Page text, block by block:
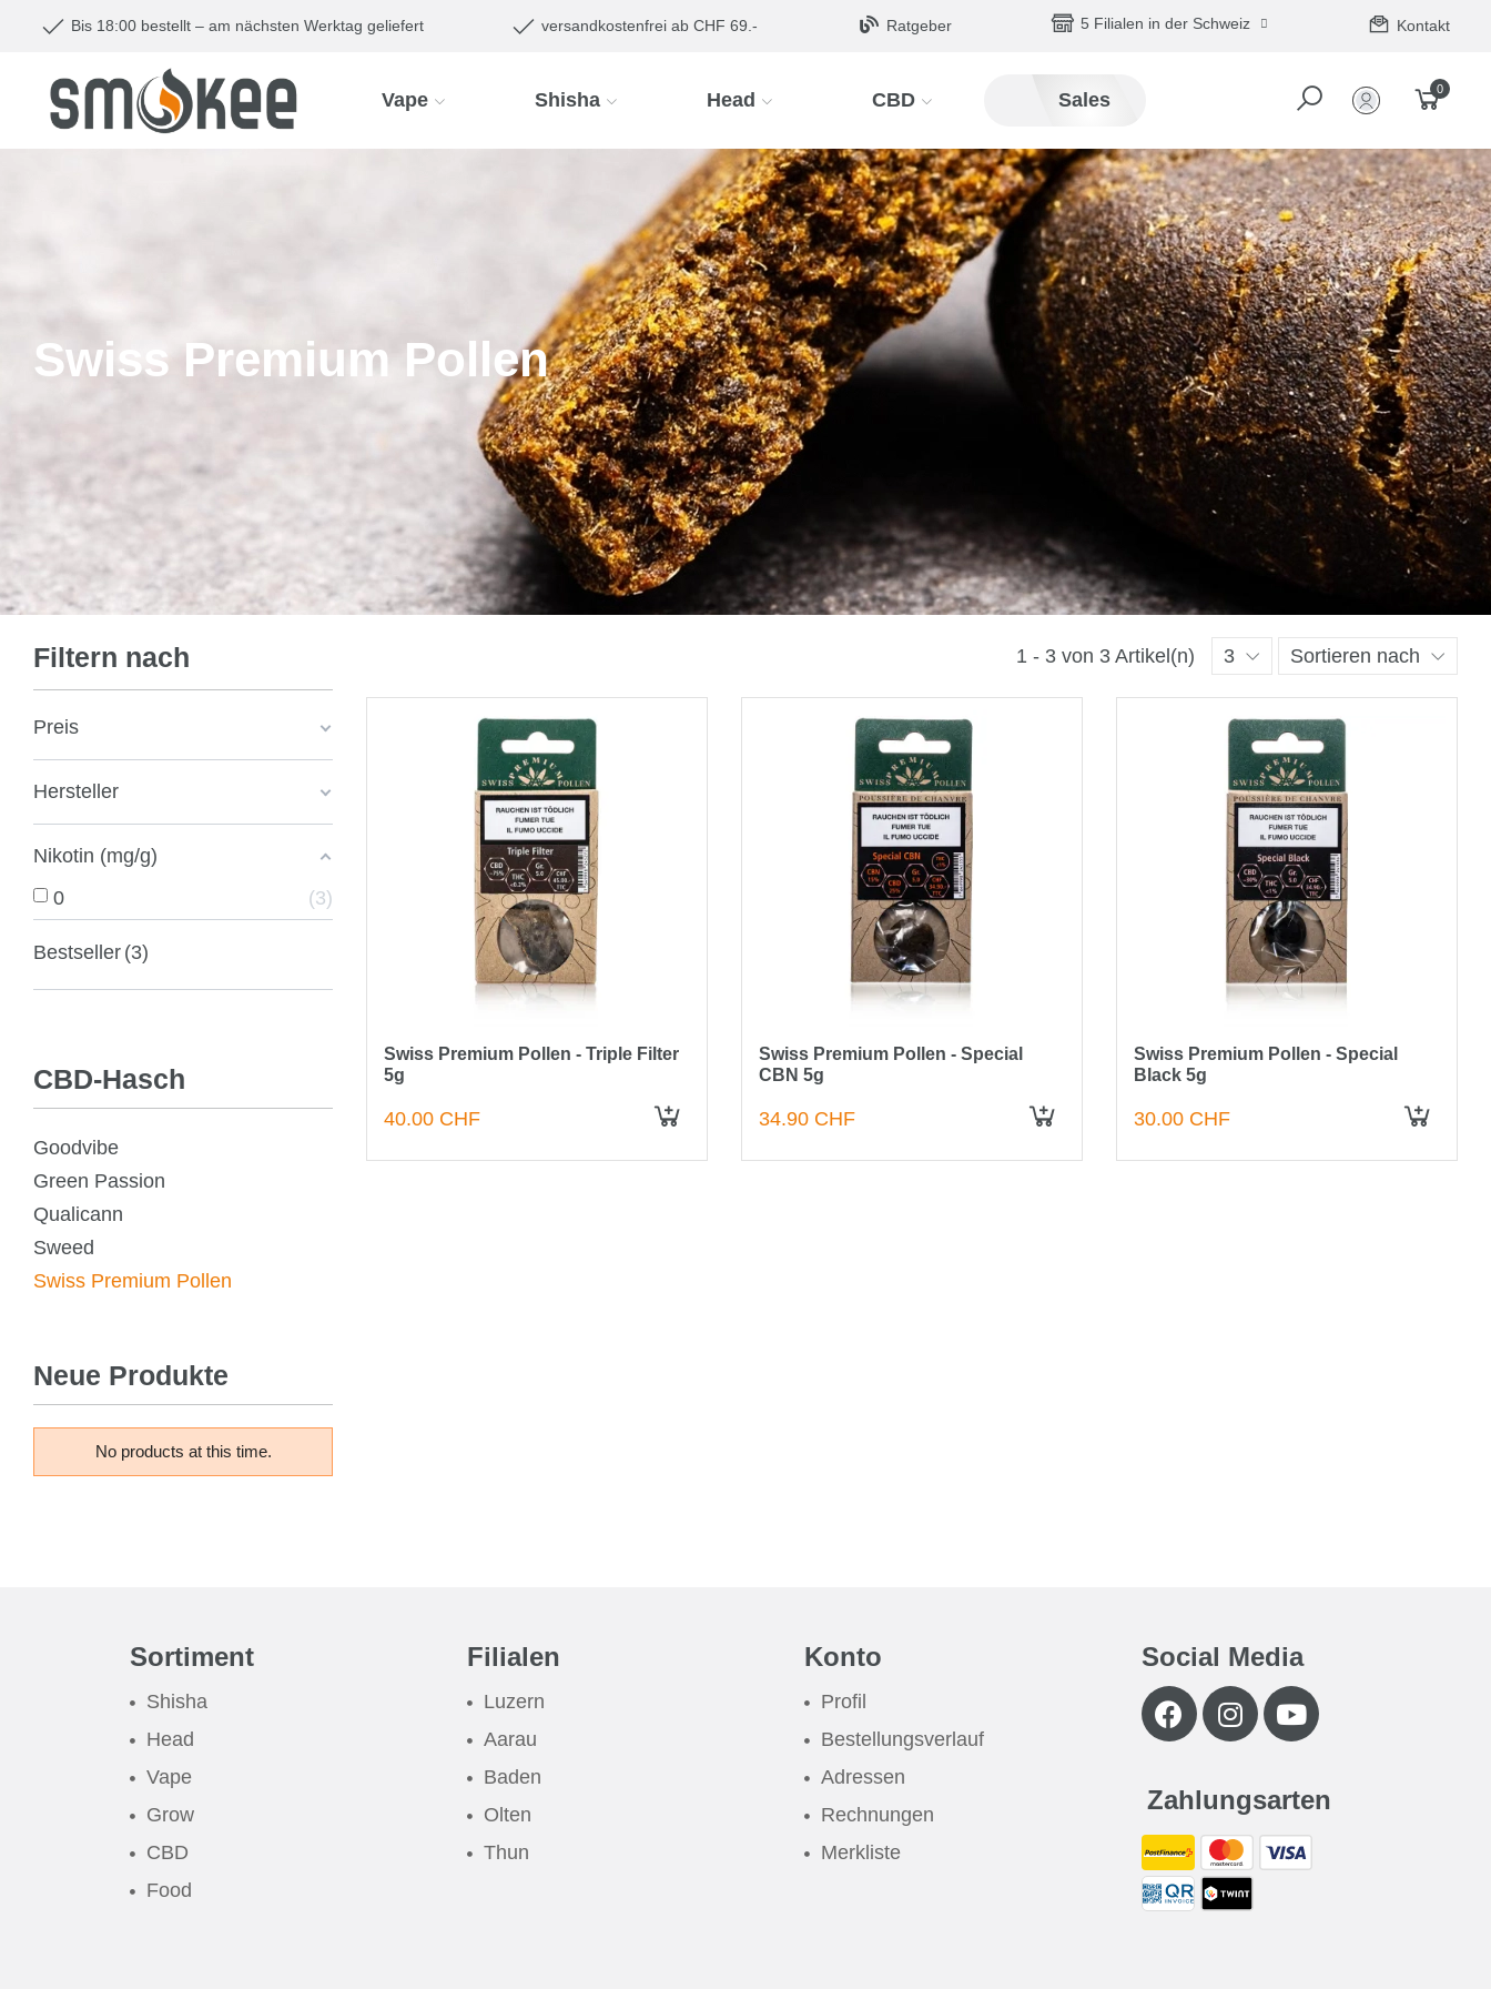
Bis 18:00 bestellt – am nächsten Werktag geliefert versandkostenfrei ab CHF 69.- Ratgeber 5 Filialen in der Schweiz Kontakt
Vape Shisha Head CBD Sales
0
Swiss Premium Pollen
1 - 3 von 3 Artikel(n) 3 Sortieren nach
Swiss Premium Pollen - Triple Filter
5g
40.00 CHF
Swiss Premium Pollen - Special
CBN 5g
34.90 CHF
Swiss Premium Pollen - Special
Black 5g
30.00 CHF
Filtern nach
Preis
Hersteller
Nikotin (mg/g)
0
3
Bestseller 3
CBD-Hasch
Goodvibe
Green Passion
Qualicann
Sweed
Swiss Premium Pollen
Neue Produkte
No products at this time.
Sortiment
Shisha
Head
Vape
Grow
CBD
Food
Filialen
Luzern
Aarau
Baden
Olten
Thun
Konto
Profil
Bestellungsverlauf
Adressen
Rechnungen
Merkliste
Social Media
Zahlungsarten